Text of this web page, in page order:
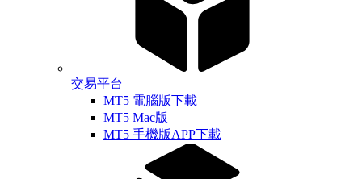
交易平台
MT5 電腦版下載
MT5 Mac版
MT5 手機版APP下載